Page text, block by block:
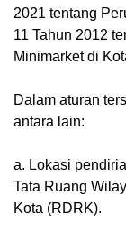
2021 tentang
11 Tahun 2012
Minimarket di
‎Dalam aturan
antara lain:
‎a. Lokasi
Tata Ruang
Kota (RDRK).